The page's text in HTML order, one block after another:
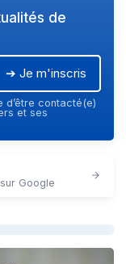
de
➔ Je m'inscris
d’être contacté(e)
et ses
Google